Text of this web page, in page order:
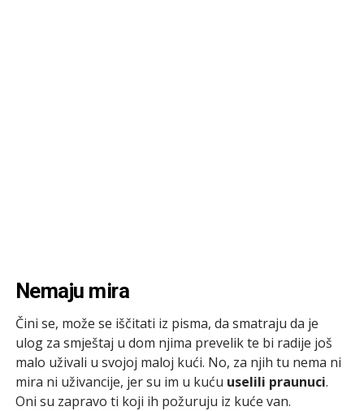
Nemaju mira
Čini se, može se iščitati iz pisma, da smatraju da je
ulog za smještaj u dom njima prevelik te bi radije još
malo uživali u svojoj maloj kući. No, za njih tu nema ni
mira ni uživancije, jer su im u kuću uselili praunuci.
Oni su zapravo ti koji ih požuruju iz kuće van.